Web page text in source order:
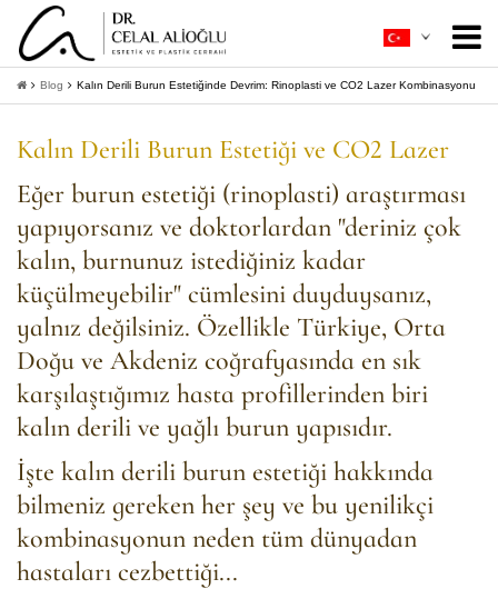
Hakkımda
+
Estetik Cerrahi
Ameliyatsız Estetik
Hasta Rehberi
+
İletişim
Bilgi Al
Blog Kalın Derili Burun Estetiğinde Devrim: Rinoplasti ve CO2 Lazer Kombinasyonu
Kalın Derili Burun Estetiği ve CO2 Lazer
Eğer burun estetiği (rinoplasti) araştırması
yapıyorsanız ve doktorlardan "deriniz çok
kalın, burnunuz istediğiniz kadar
küçülmeyebilir" cümlesini duyduysanız,
yalnız değilsiniz. Özellikle Türkiye, Orta
Doğu ve Akdeniz coğrafyasında en sık
karşılaştığımız hasta profillerinden biri
kalın derili ve yağlı burun yapısıdır.
İşte kalın derili burun estetiği hakkında
bilmeniz gereken her şey ve bu yenilikçi
kombinasyonun neden tüm dünyadan
hastaları cezbettiği...